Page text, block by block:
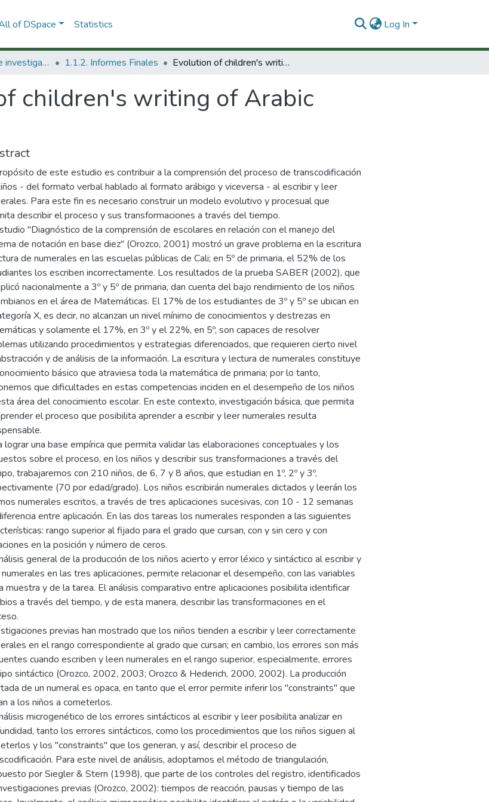
of DSpace Statistics Log In
1.1 Productos de investigación 1.1.2. Informes Finales Evolution of children's writing of Arabic numerals.
children's writing of Arabic
de este estudio es contribuir a la comprensión del proceso de transcodificación
- del formato verbal hablado al formato arábigo y viceversa - al escribir y leer
Para este fin es necesario construir un modelo evolutivo y procesual que
describir el proceso y sus transformaciones a través del tiempo.
"Diagnóstico de la comprensión de escolares en relación con el manejo del
de notación en base diez" (Orozco, 2001) mostró un grave problema en la escritura
de numerales en las escuelas públicas de Cali; en 5º de primaria, el 52% de los
los escriben incorrectamente. Los resultados de la prueba SABER (2002), que
nacionalmente a 3º y 5º de primaria, dan cuenta del bajo rendimiento de los niños
en el área de Matemáticas. El 17% de los estudiantes de 3º y 5º se ubican en
X, es decir, no alcanzan un nivel mínimo de conocimientos y destrezas en
y solamente el 17%, en 3º y el 22%, en 5º, son capaces de resolver
utilizando procedimientos y estrategias diferenciados, que requieren cierto nivel
y de análisis de la información. La escritura y lectura de numerales constituye
básico que atraviesa toda la matemática de primaria; por lo tanto,
que dificultades en estas competencias inciden en el desempeño de los niños
área del conocimiento escolar. En este contexto, investigación básica, que permita
el proceso que posibilita aprender a escribir y leer numerales resulta
lograr una base empírica que permita validar las elaboraciones conceptuales y los
sobre el proceso, en los niños y describir sus transformaciones a través del
trabajaremos con 210 niños, de 6, 7 y 8 años, que estudian en 1º, 2º y 3º,
(70 por edad/grado). Los niños escribirán numerales dictados y leerán los
numerales escritos, a través de tres aplicaciones sucesivas, con 10 - 12 semanas
entre aplicación. En las dos tareas los numerales responden a las siguientes
rango superior al fijado para el grado que cursan, con y sin cero y con
en la posición y número de ceros.
general de la producción de los niños acierto y error léxico y sintáctico al escribir y
en las tres aplicaciones, permite relacionar el desempeño, con las variables
muestra y de la tarea. El análisis comparativo entre aplicaciones posibilita identificar
a través del tiempo, y de esta manera, describir las transformaciones en el
previas han mostrado que los niños tienden a escribir y leer correctamente
en el rango correspondiente al grado que cursan; en cambio, los errores son más
cuando escriben y leen numerales en el rango superior, especialmente, errores
sintáctico (Orozco, 2002, 2003; Orozco & Hederich, 2000, 2002). La producción
de un numeral es opaca, en tanto que el error permite inferir los "constraints" que
a los niños a cometerlos.
microgenético de los errores sintácticos al escribir y leer posibilita analizar en
tanto los errores sintácticos, como los procedimientos que los niños siguen al
y los "constraints" que los generan, y así, describir el proceso de
Para este nivel de análisis, adoptamos el método de triangulación,
por Siegler & Stern (1998), que parte de los controles del registro, identificados
previas (Orozco, 2002): tiempos de reacción, pausas y tiempo de las